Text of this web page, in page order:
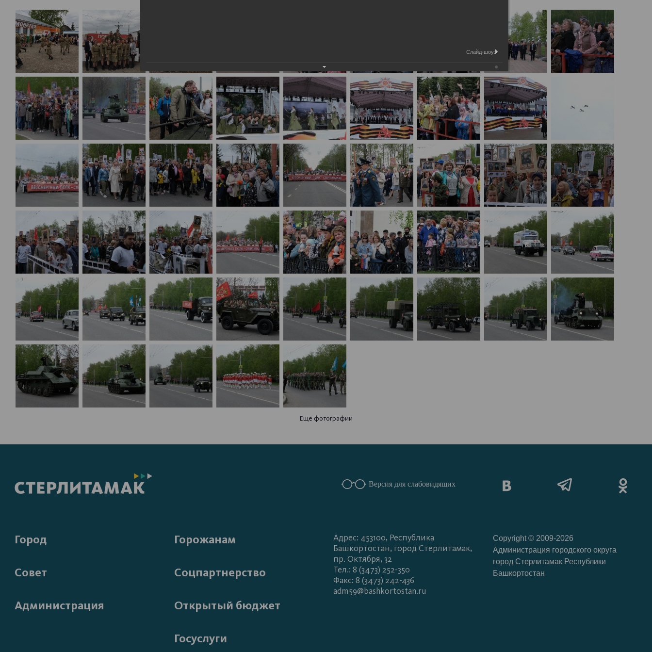
Еще фотографии
Версия для слабовидящих
Город
Совет
Администрация
Горожанам
Соцпартнерство
Открытый бюджет
Госуслуги
Адрес: 453100, Республика
Башкортостан, город Стерлитамак,
пр. Октября, 32
Тел.: 8 (3473) 252-350
Факс: 8 (3473) 242-436
adm59@bashkortostan.ru
Copyright © 2009-2026
Администрация городского округа
город Стерлитамак Республики
Башкортостан
Слайд-шоу: